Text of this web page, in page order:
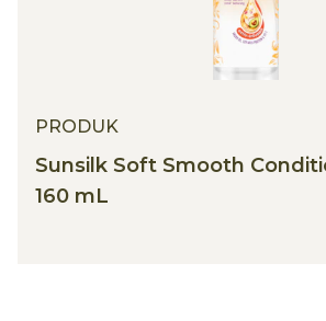
PRODUK
Sunsilk Soft Smooth
160 mL